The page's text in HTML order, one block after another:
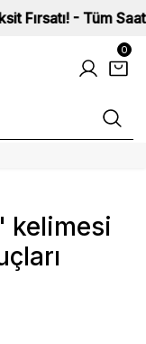
- Tüm
0
kelimesi